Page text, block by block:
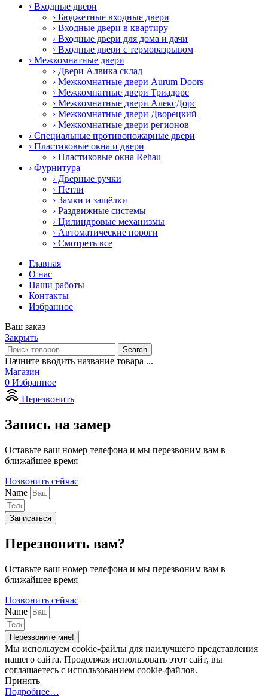
› Входные двери
› Бюджетные входные двери
› Входные двери в квартиру
› Входные двери для дома и дачи
› Входные двери с терморазрывом
› Межкомнатные двери
› Двери Алвика склад
› Межкомнатные двери Aurum Doors
› Межкомнатные двери Триадорс
› Межкомнатные двери АлексДорс
› Межкомнатные двери Дворецкий
› Межкомнатные двери регионов
› Специальные противопожарные двери
› Пластиковые окна и двери
› Пластиковые окна Rehau
› Фурнитура
› Дверные ручки
› Петли
› Замки и защёлки
› Раздвижные системы
› Цилиндровые механизмы
› Автоматические пороги
› Смотреть все
Главная
О нас
Наши работы
Контакты
Избранное
Ваш заказ
Закрыть
Search
Начните вводить название товара ...
Магазин
0 Избранное
Перезвонить
Запись на замер
Оставьте ваш номер телефона и мы перезвоним вам в
ближайшее время
Позвонить сейчас
Name
Записаться
Перезвонить вам?
Оставьте ваш номер телефона и мы перезвоним вам в
ближайшее время
Позвонить сейчас
Name
Перезвоните мне!
Мы используем cookie-файлы для наилучшего представления
нашего сайта. Продолжая использовать этот сайт, вы
соглашаетесь с использованием cookie-файлов.
Принять
Подробнее…